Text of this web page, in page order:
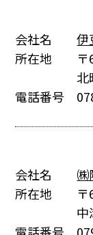
会社名
伊
所在地
北
電話番号
会社名
㈱
所在地
中